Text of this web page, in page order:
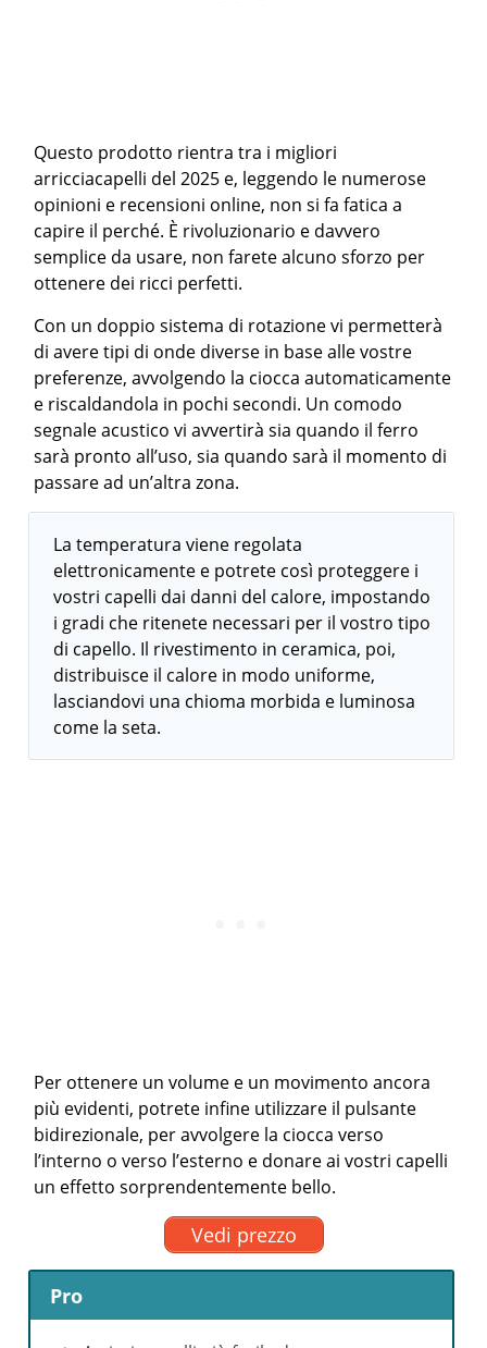
Questo prodotto rientra tra i migliori
arricciacapelli del 2025 e, leggendo le numerose
opinioni e recensioni online, non si fa fatica a
capire il perché. È rivoluzionario e davvero
semplice da usare, non farete alcuno sforzo per
ottenere dei ricci perfetti.
Con un doppio sistema di rotazione vi permetterà
di avere tipi di onde diverse in base alle vostre
preferenze, avvolgendo la ciocca automaticamente
e riscaldandola in pochi secondi. Un comodo
segnale acustico vi avvertirà sia quando il ferro
sarà pronto all’uso, sia quando sarà il momento di
passare ad un’altra zona.
La temperatura viene regolata
elettronicamente e potrete così proteggere i
vostri capelli dai danni del calore, impostando
i gradi che ritenete necessari per il vostro tipo
di capello. Il rivestimento in ceramica, poi,
distribuisce il calore in modo uniforme,
lasciandovi una chioma morbida e luminosa
come la seta.
Per ottenere un volume e un movimento ancora
più evidenti, potrete infine utilizzare il pulsante
bidirezionale, per avvolgere la ciocca verso
l’interno o verso l’esterno e donare ai vostri capelli
un effetto sorprendentemente bello.
Vedi prezzo
Pro